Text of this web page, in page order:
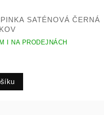
SATÉNOVÁ ČERNÁ
I NA PRODEJNÁCH